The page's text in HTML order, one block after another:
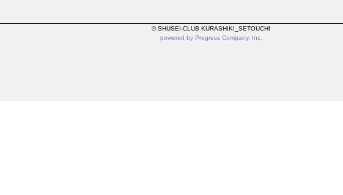
© SHUSEI-CLUB KURASHIKI_SETOUCHI
powered by Progress Company, Inc.